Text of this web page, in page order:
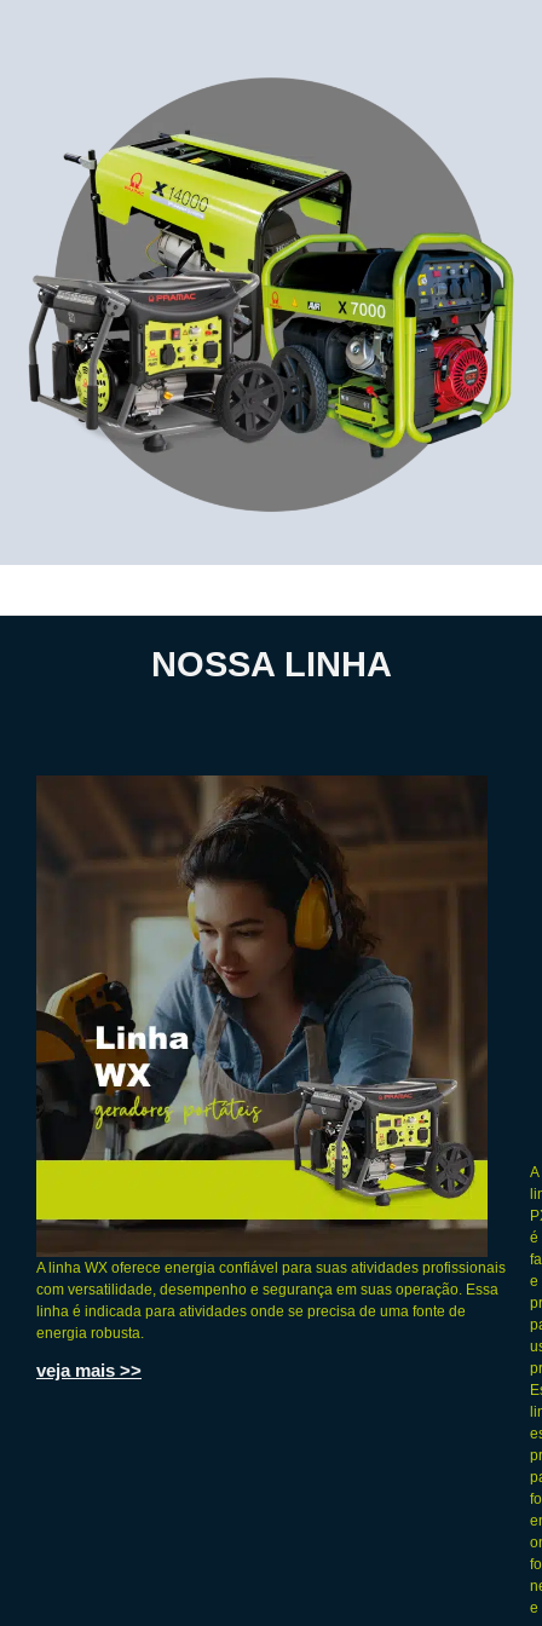
NOSSA LINHA
A linha WX oferece energia confiável para suas atividades profissionais
com versatilidade, desempenho e segurança em suas operação. Essa
linha é indicada para atividades onde se precisa de uma fonte de
energia robusta.
veja mais >>
A
é
e
e